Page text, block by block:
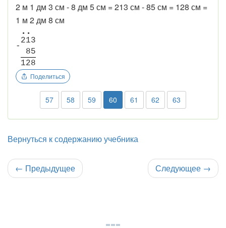
2 м 1 дм 3 см - 8 дм 5 см = 213 см - 85 см = 128 см =
1 м 2 дм 8 см
• •
-
213
85
128
Поделиться
57 58 59 60 61 62 63
Вернуться к содержанию учебника
← Предыдущее Следующее →